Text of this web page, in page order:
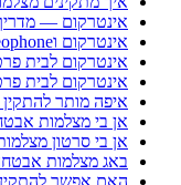
אינטרקום —
אינטרקום וideophone — מדריך
אינטרקום לבית
אינטרקום לבית
איפה מותר
אן בי מצלמות
אן בי סרטון
באג מצלמות